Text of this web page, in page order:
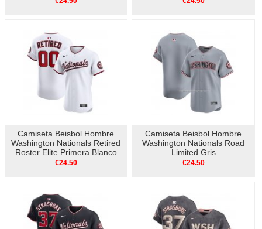
Camiseta Beisbol Hombre
Washington Nationals Retired
Roster Elite Primera Blanco
€24.50
Camiseta Beisbol Hombre
Washington Nationals Road
Limited Gris
€24.50